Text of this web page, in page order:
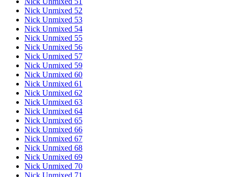
Nick Unmixed 52
Nick Unmixed 53
Nick Unmixed 54
Nick Unmixed 55
Nick Unmixed 56
Nick Unmixed 57
Nick Unmixed 59
Nick Unmixed 60
Nick Unmixed 61
Nick Unmixed 62
Nick Unmixed 63
Nick Unmixed 64
Nick Unmixed 65
Nick Unmixed 66
Nick Unmixed 67
Nick Unmixed 68
Nick Unmixed 69
Nick Unmixed 70
Nick Unmixed 71